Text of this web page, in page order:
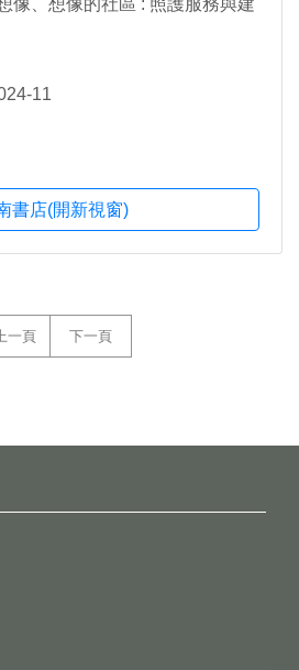
像、想像的社區 : 照護服務與建
11
書店(開新視窗)
上一頁 下一頁